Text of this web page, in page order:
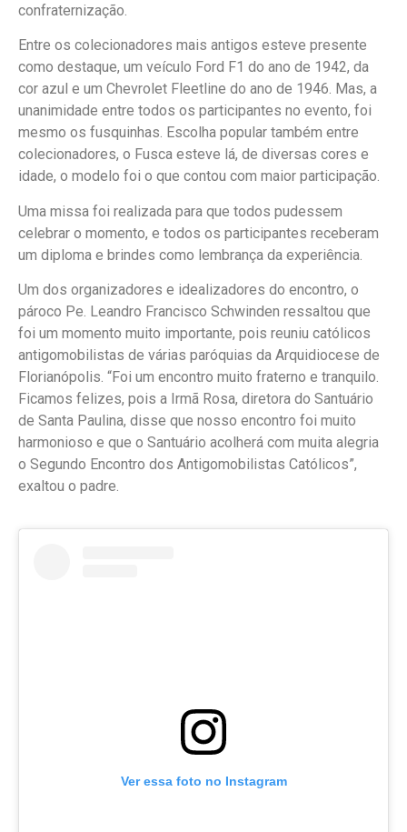
confraternização.
Entre os colecionadores mais antigos esteve presente
como destaque, um veículo Ford F1 do ano de 1942, da
cor azul e um Chevrolet Fleetline do ano de 1946. Mas, a
unanimidade entre todos os participantes no evento, foi
mesmo os fusquinhas. Escolha popular também entre
colecionadores, o Fusca esteve lá, de diversas cores e
idade, o modelo foi o que contou com maior participação.
Uma missa foi realizada para que todos pudessem
celebrar o momento, e todos os participantes receberam
um diploma e brindes como lembrança da experiência.
Um dos organizadores e idealizadores do encontro, o
pároco Pe. Leandro Francisco Schwinden ressaltou que
foi um momento muito importante, pois reuniu católicos
antigomobilistas de várias paróquias da Arquidiocese de
Florianópolis. “Foi um encontro muito fraterno e tranquilo.
Ficamos felizes, pois a Irmã Rosa, diretora do Santuário
de Santa Paulina, disse que nosso encontro foi muito
harmonioso e que o Santuário acolherá com muita alegria
o Segundo Encontro dos Antigomobilistas Católicos”,
exaltou o padre.
Ver essa foto no Instagram